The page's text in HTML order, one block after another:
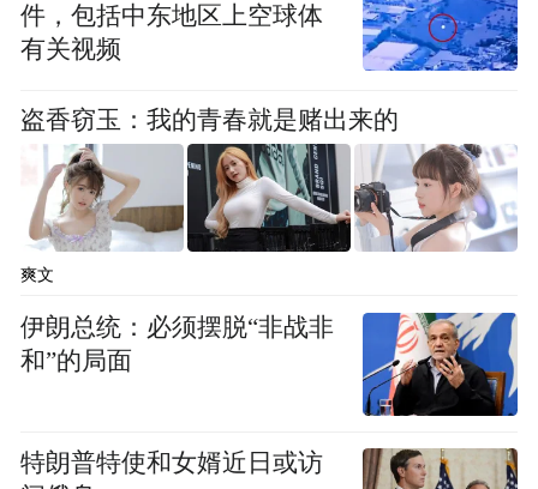
短板也暴露了，这次暴雨积水渗水一事，也
能看出大型新建园区在极端天气防汛、基建
“特别声明：以上作品内容(包括在内的视频、图片或音
频)为凤凰网旗下自媒体平台“大风号”用户上传并发
布，本平台仅提供信息存储空间服务。
Notice: The content above (including the videos,
pictures and audios if any) is uploaded and posted
by the user of Dafeng Hao, which is a social media
platform and merely provides information storage
space services.”
件，包括中东地区上空球体
有关视频
盗香窃玉：我的青春就是赌出来的
爽文
伊朗总统：必须摆脱“非战非
和”的局面
特朗普特使和女婿近日或访